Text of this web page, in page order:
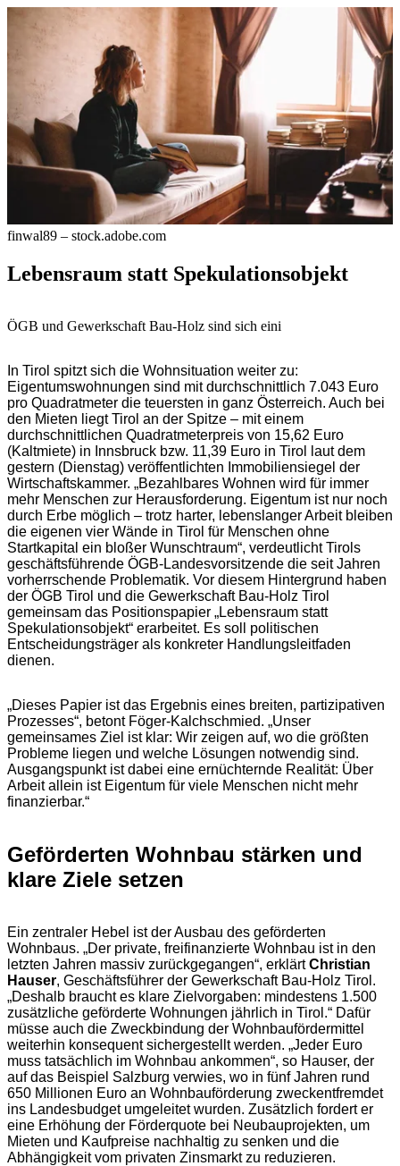
finwal89 – stock.adobe.com
Lebensraum statt Spekulationsobjekt
ÖGB und Gewerkschaft Bau-Holz sind sich eini
In Tirol spitzt sich die Wohnsituation weiter zu:
Eigentumswohnungen sind mit durchschnittlich 7.043 Euro
pro Quadratmeter die teuersten in ganz Österreich. Auch bei
den Mieten liegt Tirol an der Spitze – mit einem
durchschnittlichen Quadratmeterpreis von 15,62 Euro
(Kaltmiete) in Innsbruck bzw. 11,39 Euro in Tirol laut dem
gestern (Dienstag) veröffentlichten Immobiliensiegel der
Wirtschaftskammer. „Bezahlbares Wohnen wird für immer
mehr Menschen zur Herausforderung. Eigentum ist nur noch
durch Erbe möglich – trotz harter, lebenslanger Arbeit bleiben
die eigenen vier Wände in Tirol für Menschen ohne
Startkapital ein bloßer Wunschtraum“, verdeutlicht Tirols
geschäftsführende ÖGB-Landesvorsitzende die seit Jahren
vorherrschende Problematik. Vor diesem Hintergrund haben
der ÖGB Tirol und die Gewerkschaft Bau-Holz Tirol
gemeinsam das Positionspapier „Lebensraum statt
Spekulationsobjekt“ erarbeitet. Es soll politischen
Entscheidungsträger als konkreter Handlungsleitfaden
dienen.
„Dieses Papier ist das Ergebnis eines breiten, partizipativen
Prozesses“, betont Föger-Kalchschmied. „Unser
gemeinsames Ziel ist klar: Wir zeigen auf, wo die größten
Probleme liegen und welche Lösungen notwendig sind.
Ausgangspunkt ist dabei eine ernüchternde Realität: Über
Arbeit allein ist Eigentum für viele Menschen nicht mehr
finanzierbar.“
Geförderten Wohnbau stärken und
klare Ziele setzen
Ein zentraler Hebel ist der Ausbau des geförderten
Wohnbaus. „Der private, freifinanzierte Wohnbau ist in den
letzten Jahren massiv zurückgegangen“, erklärtChristian
Hauser, Geschäftsführer der Gewerkschaft Bau-Holz Tirol.
„Deshalb braucht es klare Zielvorgaben: mindestens 1.500
zusätzliche geförderte Wohnungen jährlich in Tirol.“ Dafür
müsse auch die Zweckbindung der Wohnbaufördermittel
weiterhin konsequent sichergestellt werden. „Jeder Euro
muss tatsächlich im Wohnbau ankommen“, so Hauser, der
auf das Beispiel Salzburg verwies, wo in fünf Jahren rund
650 Millionen Euro an Wohnbauförderung zweckentfremdet
ins Landesbudget umgeleitet wurden. Zusätzlich fordert er
eine Erhöhung der Förderquote bei Neubauprojekten, um
Mieten und Kaufpreise nachhaltig zu senken und die
Abhängigkeit vom privaten Zinsmarkt zu reduzieren.